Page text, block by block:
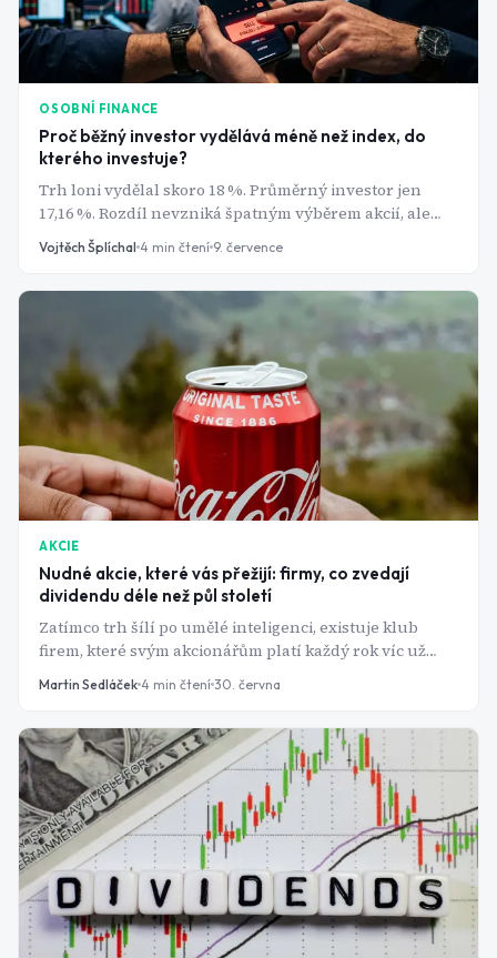
OSOBNÍ FINANCE
Proč běžný investor vydělává méně než index, do
kterého investuje?
Trh loni vydělal skoro 18 %. Průměrný investor jen
17,16 %. Rozdíl nevzniká špatným výběrem akcií, ale
pár opakovanými chybami, kterých se dopouští skoro
každý začátečník.
Vojtěch Šplíchal 4 min čtení 9. července
AKCIE
Nudné akcie, které vás přežijí: firmy, co zvedají
dividendu déle než půl století
Zatímco trh šílí po umělé inteligenci, existuje klub
firem, které svým akcionářům platí každý rok víc už
přes půl století. Říká se jim Dividend Kings - a jsou
Martin Sedláček 4 min čtení 30. června